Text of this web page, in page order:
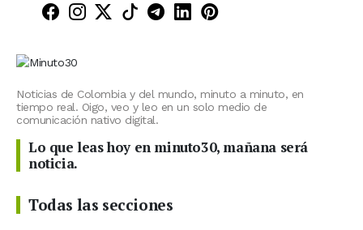
Minuto30 en Facebook
Minuto30 en Instagram
Minuto30 en X (Twitter)
Minuto30 en TikTok
Canal de Minuto30 en
Minuto30 en LinkedIn
Minuto30 en
Noticias de Colombia y del mundo, minuto a minuto, en
tiempo real. Oigo, veo y leo en un solo medio de
comunicación nativo digital.
Lo que leas hoy en minuto30, mañana será
noticia.
Todas las secciones